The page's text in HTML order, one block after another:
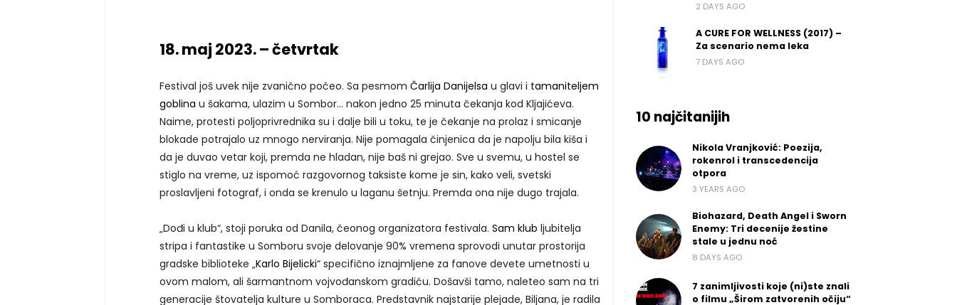
18. maj 2023. – četvrtak
Festival još uvek nije zvanično počeo. Sa pesmom Čarlija Danijelsa u glavi i tamaniteljem
goblina u šakama, ulazim u Sombor... nakon jedno 25 minuta čekanja kod Kljajićeva.
Naime, protesti poljoprivrednika su i dalje bili u toku, te je čekanje na prolaz i smicanje
blokade potrajalo uz mnogo nerviranja. Nije pomagala činjenica da je napolju bila kiša i
da je duvao vetar koji, premda ne hladan, nije baš ni grejao. Sve u svemu, u hostel se
stiglo na vreme, uz ispomoć razgovornog taksiste kome je sin, kako veli, svetski
proslavljeni fotograf, i onda se krenulo u laganu šetnju. Premda ona nije dugo trajala.
„Dođi u klub“, stoji poruka od Danila, čeonog organizatora festivala. Sam klub ljubitelja
stripa i fantastike u Somboru svoje delovanje 90% vremena sprovodi unutar prostorija
gradske biblioteke „Karlo Bijelicki“ specifično iznajmljene za fanove devete umetnosti u
ovom malom, ali šarmantnom vojvođanskom gradiću. Došavši tamo, naleteo sam na tri
generacije štovatelja kulture u Somboraca. Predstavnik najstarije plejade, Biljana, je radila
2 DAYS AGO
A CURE FOR WELLNESS (2017) –
Za scenario nema leka
7 DAYS AGO
10 najčitanijih
Nikola Vranjković: Poezija,
rokenrol i transcedencija
otpora
3 YEARS AGO
Biohazard, Death Angel i Sworn
Enemy: Tri decenije žestine
stale u jednu noć
8 DAYS AGO
7 zanimljivosti koje (ni)ste znali
o filmu „Širom zatvorenih očiju“